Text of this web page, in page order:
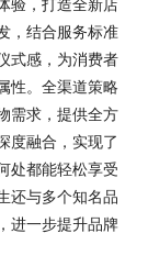
，结合服务标准
式感，为消费者
性。全渠道策略
需求，提供全方
度融合，实现了
处都能轻松享受
还与多个知名品
进一步提升品牌